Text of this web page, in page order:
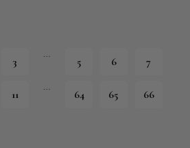
3
…
5 6 7
11
…
64 65 66